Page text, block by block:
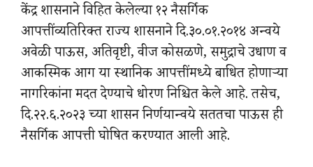
केंद्र शासनाने विहित केलेल्या १२ नैसर्गिक
आपत्तींव्यतिरिक्त राज्य शासनाने दि.३०.०१.२०१४ अन्वये
अवेळी पाऊस, अतिवृष्टी, वीज कोसळणे, समुद्राचे उधाण व
आकस्मिक आग या स्थानिक आपत्तींमध्ये बाधित होणाऱ्या
नागरिकांना मदत देण्याचे धोरण निश्चित केले आहे. तसेच,
दि.२२.६.२०२३ च्या शासन निर्णयान्वये सततचा पाऊस ही
नैसर्गिक आपत्ती घोषित करण्यात आली आहे.